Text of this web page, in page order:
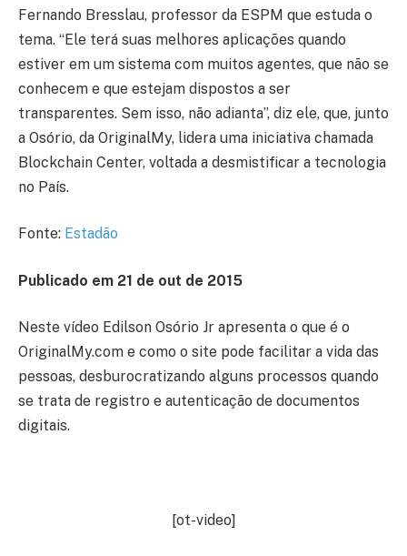
Fernando Bresslau, professor da ESPM que estuda o
tema. “Ele terá suas melhores aplicações quando
estiver em um sistema com muitos agentes, que não se
conhecem e que estejam dispostos a ser
transparentes. Sem isso, não adianta”, diz ele, que, junto
a Osório, da OriginalMy, lidera uma iniciativa chamada
Blockchain Center, voltada a desmistificar a tecnologia
no País.
Fonte: Estadão
Publicado em 21 de out de 2015
Neste vídeo Edilson Osório Jr apresenta o que é o
OriginalMy.com e como o site pode facilitar a vida das
pessoas, desburocratizando alguns processos quando
se trata de registro e autenticação de documentos
digitais.
[ot-video]